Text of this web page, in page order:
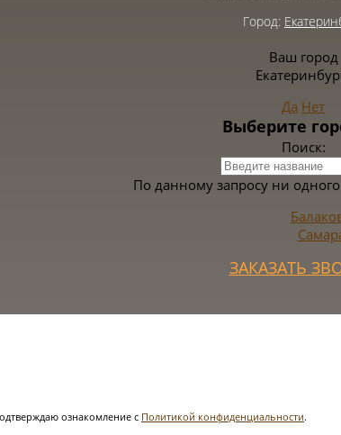
Город:
Ваш город
Да Нет
Выберите
Поиск:
По данному запросу ни
ЗАКАЗАТЬ
ознакомление с Политикой конфиденциальности.